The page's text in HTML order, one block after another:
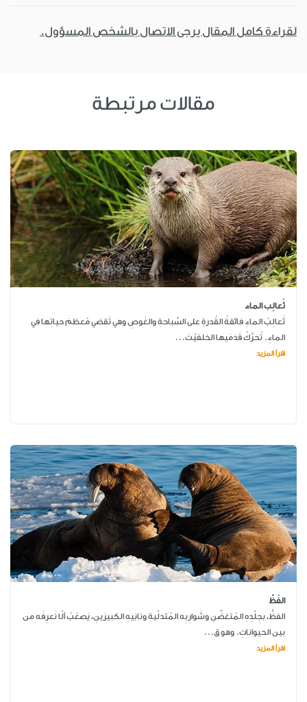
لقراءة كامل المقال يرجى الاتصال بالشخص المسؤول.
مقالات مرتبطة
ثَعالِب الماء
ثَعالِبُ الماءِ فائقةُ القُدرةِ على السِّباحةِ والغَوصِ وهي تَقضي مُعظمَ حياتِها في
الماءِ. تُحرِّكُ قَدَمَيها الخلفيّتَ...
اقرأ المزيد
الفَظّ
الفظُّ، بجِلْدِهِ المُتغضِّنِ وشَوارِبِه المُتدلّيةِ ونابَيهِ الكبيرَينِ، يَصعُبُ ألّا نَعرِفَه من
بين الحيواناتِ. وهو ق...
اقرأ المزيد